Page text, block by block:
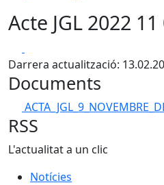
Acte JGL 2022 11
Darrera actualització:
Documents
RSS
L'actualitat a un clic
Notícies